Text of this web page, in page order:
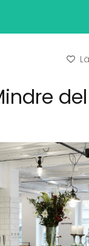
Logga in
Lägg till din lokal
del